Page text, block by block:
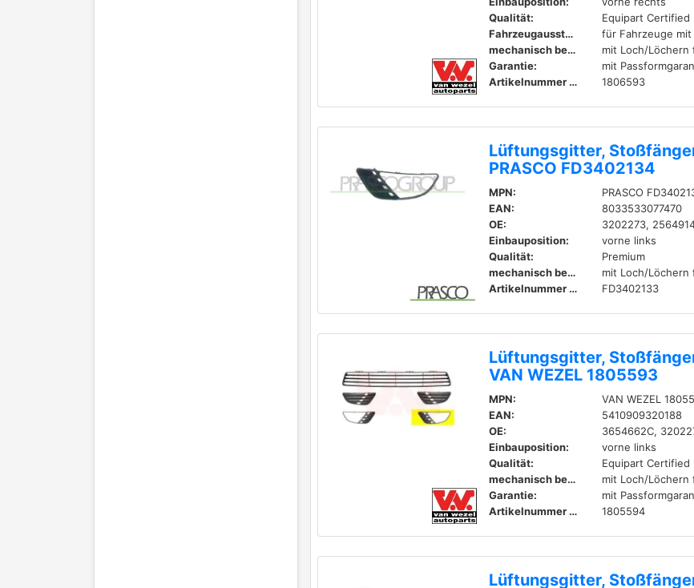
Qualität:
Equipart Certified
Fahrzeugausstattung:
für Fahrzeuge
mechanisch bearbeitet:
mit Loch/Löchern
Garantie:
mit
Artikelnummer zum Gegenstück:
1806593
Lüftungsgitter,
PRASCO FD3402134
MPN:
PRASCO
EAN:
8033533077470
OE:
3202273,
Einbauposition:
vorne links
Qualität:
Premium
mechanisch bearbeitet:
mit Loch/Löchern
Artikelnummer zum Gegenstück:
FD3402133
Lüftungsgitter,
VAN WEZEL 1805593
MPN:
VAN WEZEL
EAN:
5410909320188
OE:
3654662C,
Einbauposition:
vorne links
Qualität:
Equipart Certified
mechanisch bearbeitet:
mit Loch/Löchern
Garantie:
mit
Artikelnummer zum Gegenstück:
1805594
Lüftungsgitter,